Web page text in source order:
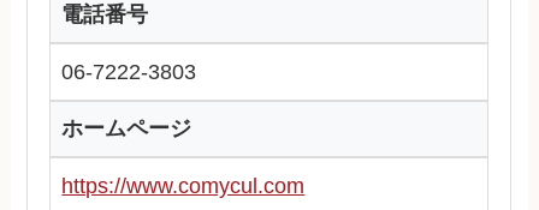
電話番号
06-7222-3803
ホームページ
https://www.comycul.com